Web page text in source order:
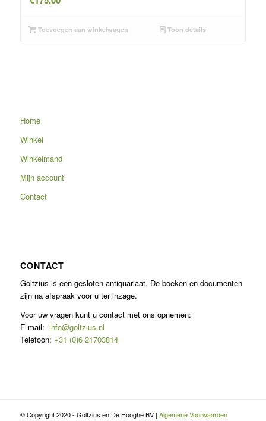
Toevoegen aan winkelwagen Toon details
Home
Winkel
Winkelmand
Mijn account
Contact
CONTACT
Goltzius is een gesloten antiquariaat. De boeken en documenten
zijn na afspraak voor u ter inzage.
Voor uw vragen kunt u contact met ons opnemen:
E-mail: info@goltzius.nl
Telefoon: +31 (0)6 21703814
© Copyright 2020 - Goltzius en De Hooghe BV | Algemene Voorwaarden